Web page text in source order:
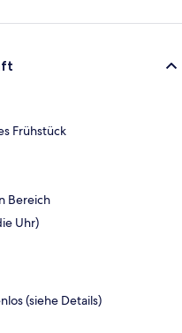
Frühstück
Bereich
Uhr)
(siehe Details)